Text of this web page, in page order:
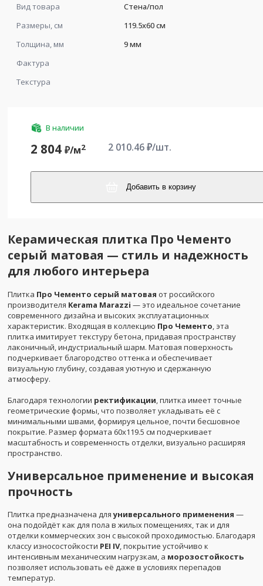
Вид товара
Стена/пол
Размеры, см
119.5x60 см
Толщина, мм
9 мм
Фактура
Текстура
В наличии
2 804 ₽/м2 2 010.46₽/шт.
Добавить в корзину
Керамическая плитка Про Чементо
серый матовая — стиль и надежность
для любого интерьера
Плитка Про Чементо серый матовая от российского
производителя Kerama Marazzi — это идеальное сочетание
современного дизайна и высоких эксплуатационных
характеристик. Входящая в коллекцию Про Чементо , эта
плитка имитирует текстуру бетона, придавая пространству
лаконичный, индустриальный шарм. Матовая поверхность
подчеркивает благородство оттенка и обеспечивает
визуальную глубину, создавая уютную и сдержанную
атмосферу.
Благодаря технологии ректификации , плитка имеет точные
геометрические формы, что позволяет укладывать её с
минимальными швами, формируя цельное, почти бесшовное
покрытие. Размер формата 60x119.5 см подчеркивает
масштабность и современность отделки, визуально расширяя
пространство.
Универсальное применение и высокая
прочность
Плитка предназначена дляуниверсального применения —
она подойдёт как для пола в жилых помещениях, так и для
отделки коммерческих зон с высокой проходимостью. Благодаря
классу износостойкости PEI IV, покрытие устойчиво к
интенсивным механическим нагрузкам, а морозостойкость
позволяет использовать её даже в условиях перепадов
температур.